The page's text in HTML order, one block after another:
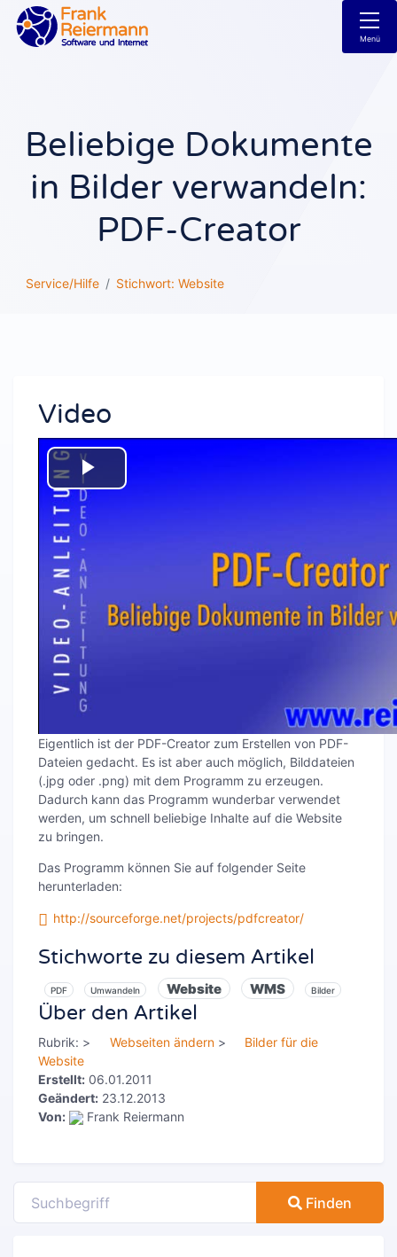
Menü
Beliebige Dokumente
in Bilder verwandeln:
PDF-Creator
Service/Hilfe Stichwort: Website
Video
Video
abspielen
Eigentlich ist der PDF-Creator zum Erstellen von PDF-
Dateien gedacht. Es ist aber auch möglich, Bilddateien
(.jpg oder .png) mit dem Programm zu erzeugen.
Dadurch kann das Programm wunderbar verwendet
werden, um schnell beliebige Inhalte auf die Website
zu bringen.
Das Programm können Sie auf folgender Seite
herunterladen:
http://sourceforge.net/projects/pdfcreator/
Stichworte zu diesem Artikel
PDF Umwandeln Website WMS Bilder
Über den Artikel
Rubrik: > Webseiten ändern>
Bilder für die
Website
Erstellt: 06.01.2011
Geändert: 23.12.2013
Von:
Frank Reiermann
Finden